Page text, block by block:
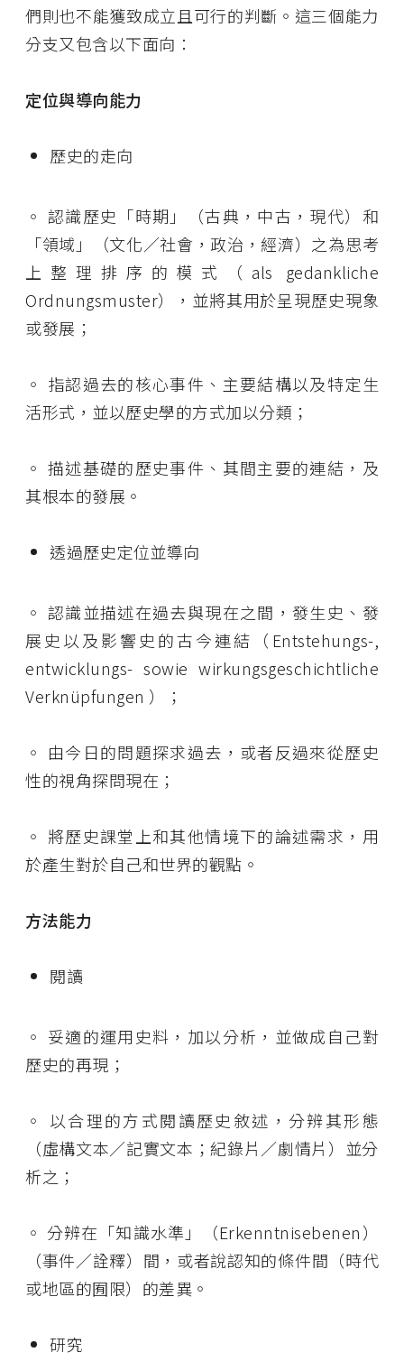
們則也不能獲致成立且可行的判斷。這三個能力
分支又包含以下面向：
定位與導向能力
歷史的走向
◦ 認識歷史「時期」（古典，中古，現代）和
「領域」（文化／社會，政治，經濟）之為思考
上整理排序的模式（ als gedankliche
Ordnungsmuster） ，並將其用於呈現歷史現象
或發展；
◦ 指認過去的核心事件、主要結構以及特定生
活形式，並以歷史學的方式加以分類；
◦ 描述基礎的歷史事件、其間主要的連結，及
其根本的發展。
透過歷史定位並導向
◦ 認識並描述在過去與現在之間， 發生史、發
展史以及影響史 的古今連結
（Entstehungs-,
entwicklungs- sowie wirkungsgeschichtliche
Verknüpfungen ）
；
◦ 由今日的問題探求過去，或者反過來從歷史
性的視角探問現在；
◦ 將歷史課堂上和其他情境下的論述需求，用
於產生對於自己和世界的觀點。
方法能力
閱讀
◦ 妥適的運用史料，加以分析，並做成自己對
歷史的再現；
◦ 以合理的方式閱讀歷史敘述，分辨其形態
（虛構文本／記實文本；紀錄片／劇情片）並分
析之；
◦ 分辨在「知識水準」（Erkenntnisebenen）
（事件／詮釋）間，或者說認知的條件間（時代
或地區的囿限）的差異 。
研究